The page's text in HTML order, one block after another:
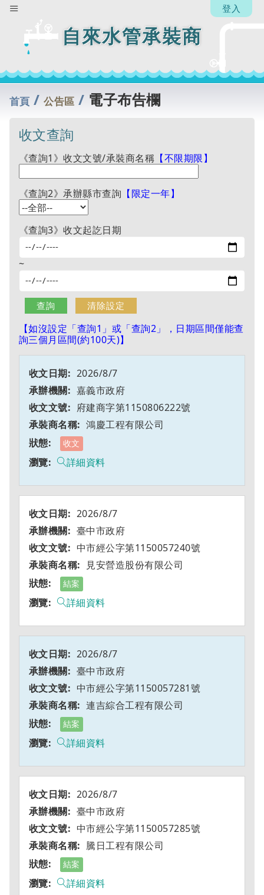
自來水管承裝商
登入
首頁 /公告區 / 電子布告欄
收文查詢
《查詢1》收文文號/承裝商名稱 【不限期限】
《查詢2》承辦縣市查詢 【限定一年】
《查詢3》收文起訖日期
~
【如沒設定「查詢1」或「查詢2」，日期區間僅能查
詢三個月區間(約100天)】
2026/8/7
嘉義市政府
府建商字第1150806222號
鴻慶工程有限公司
收文
詳細資料
2026/8/7
臺中市政府
中市經公字第1150057240號
見安營造股份有限公司
結案
詳細資料
2026/8/7
臺中市政府
中市經公字第1150057281號
連吉綜合工程有限公司
結案
詳細資料
2026/8/7
臺中市政府
中市經公字第1150057285號
騰日工程有限公司
結案
詳細資料